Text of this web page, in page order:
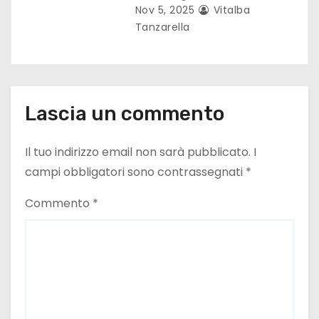
Nov 5, 2025
Vitalba
Tanzarella
Lascia un commento
Il tuo indirizzo email non sarà pubblicato. I
campi obbligatori sono contrassegnati *
Commento *